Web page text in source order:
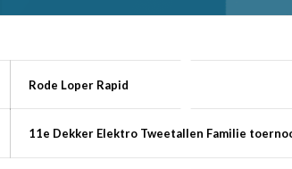
Rode Loper Rapid
11e Dekker Elektro Tweetallen Familie